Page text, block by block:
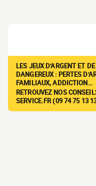
LES JEUX D'ARGENT ET
DANGEREUX : PERTES
FAMILIAUX, ADDICTION…
RETROUVEZ NOS
SERVICE.FR (09 74 75 13